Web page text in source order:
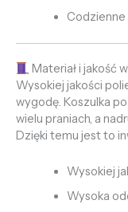
Codzienne
Materiał i jakość
Wysokiej jakości
wygodę. Koszulka
wielu praniach, a
Dzięki temu jest to
Wysokiej
Wysoka